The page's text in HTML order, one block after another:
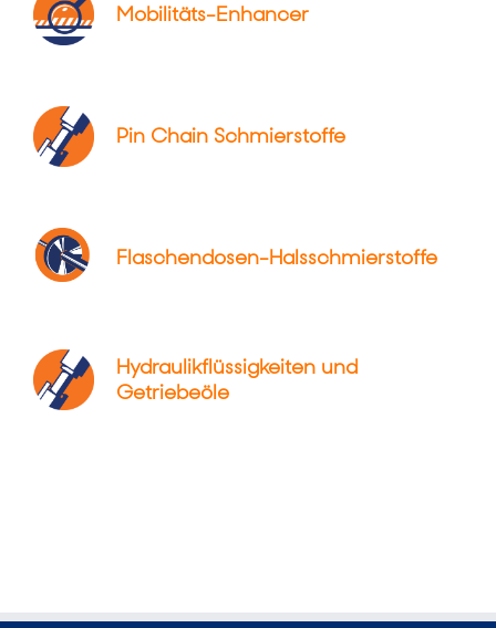
Mobilitäts-Enhancer
Pin Chain Schmierstoffe
Flaschendosen-Halsschmierstoffe
Hydraulikflüssigkeiten und
Getriebeöle